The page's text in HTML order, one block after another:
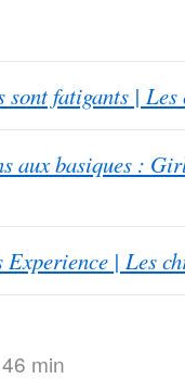
sont fatigants |
aux basiques :
| Les
min